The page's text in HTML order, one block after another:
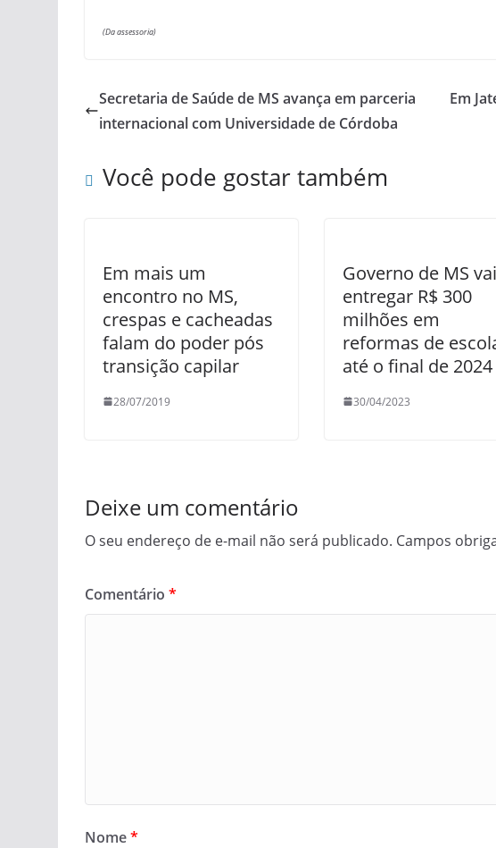
(Da assessoria)
Secretaria de Saúde de MS avança em parceria
internacional com Universidade de Córdoba
Em
Você pode gostar também
Em mais um
encontro no MS,
crespas e cacheadas
falam do poder pós
transição capilar
28/07/2019
Governo de MS vai
entregar R$ 300
milhões em
reformas de
até o final de 2024
30/04/2023
Deixe um comentário
O seu endereço de e-mail não será publicado. Campos
Comentário *
Nome*